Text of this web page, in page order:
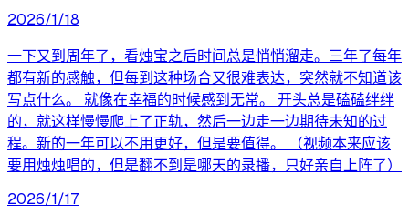
2026/1/18
一下又到周年了，看烛宝之后时间总是悄悄溜走。三年了每年
都有新的感触，但每到这种场合又很难表达，突然就不知道该
写点什么。 就像在幸福的时候感到无常。 开头总是磕磕绊绊
的，就这样慢慢爬上了正轨，然后一边走一边期待未知的过
程。新的一年可以不用更好，但是要值得。 （视频本来应该
要用烛烛唱的，但是翻不到是哪天的录播，只好亲自上阵了）
2026/1/17